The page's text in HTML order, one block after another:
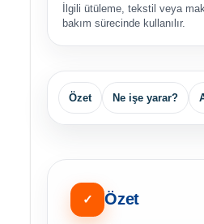
İlgili ütüleme, tekstil veya
bakım sürecinde kullanılır.
Özet Ne işe yarar?
✓ Özet